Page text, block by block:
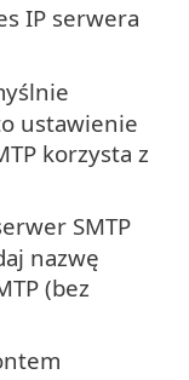
IP serwera
ustawienie
korzysta z
SMTP
nazwę
(bez